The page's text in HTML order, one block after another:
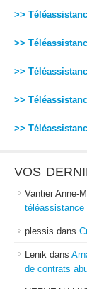
>>
>>
>>
>>
>>
VOS
Vantier Anne-
téléassistance
plessis dans
Lenik dans
de contrats